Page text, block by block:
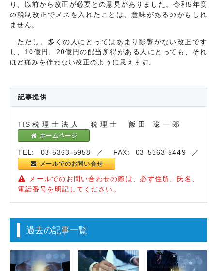
り、以前から改正が必要との意見がありました。令和5年度
の税制改正でメスを入れたことは、意味があるのかもしれ
ません。
ただし、多くの人にとってはあまり影響がない改正です
し、10億円、20億円の配当所得がある人にとっても、それ
ほど痛みを伴わない改正のように思えます。
記事提供
TIS税理士法人 税理士 飯田 聡一郎
ホームページ
TEL: 03-5363-5958 ／ FAX: 03-5363-5449 ／
メールでのお問い合せ
メールでのお問い合わせの際は、必ず住所、氏名、
電話番号を明記してください。
過去の記事一覧